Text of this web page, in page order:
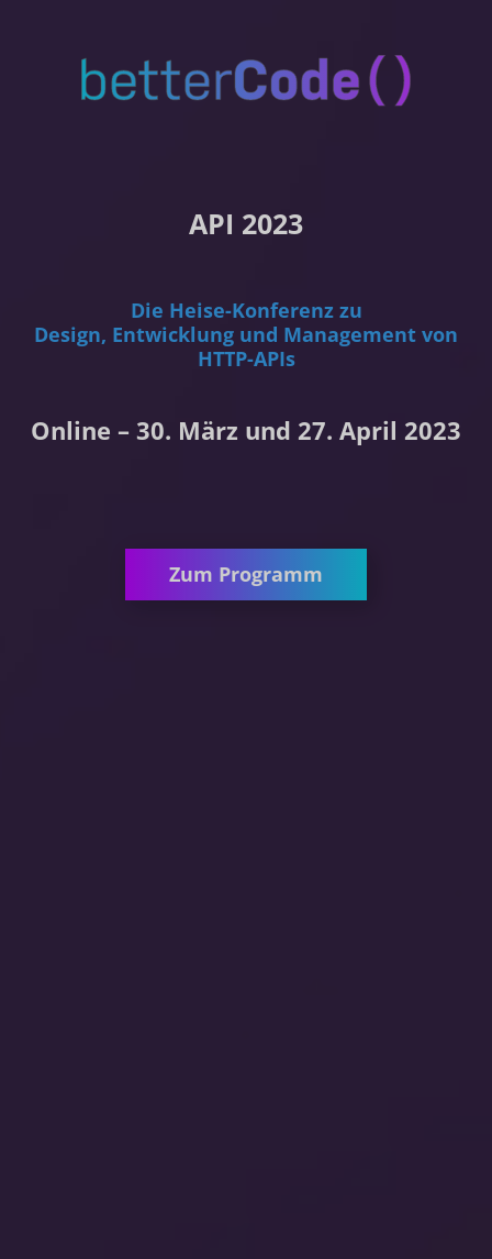
API 2023
Die Heise-Konferenz zu
Design, Entwicklung und Management von
HTTP-APIs
Online – 30. März und 27. April 2023
Zum Programm